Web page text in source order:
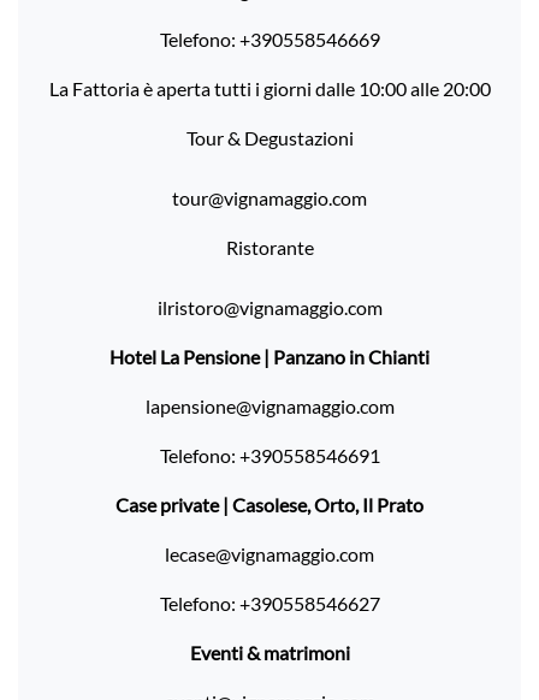
Telefono: +390558546669
La Fattoria è aperta tutti i giorni dalle 10:00 alle 20:00
Tour & Degustazioni
tour@vignamaggio.com
Ristorante
ilristoro@vignamaggio.com
Hotel La Pensione | Panzano in Chianti
lapensione@vignamaggio.com
Telefono: +390558546691
Case private | Casolese, Orto, Il Prato
lecase@vignamaggio.com
Telefono: +390558546627
Eventi & matrimoni